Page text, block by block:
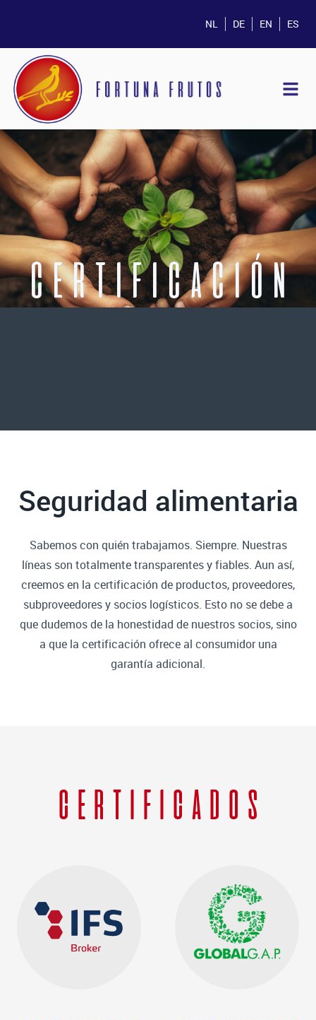
NL DE EN ES
CERTIFICACIÓN
Seguridad alimentaria
Sabemos con quién trabajamos. Siempre. Nuestras
líneas son totalmente transparentes y fiables. Aun así,
creemos en la certificación de productos, proveedores,
subproveedores y socios logísticos. Esto no se debe a
que dudemos de la honestidad de nuestros socios, sino
a que la certificación ofrece al consumidor una
garantía adicional.
CERTIFICADOS